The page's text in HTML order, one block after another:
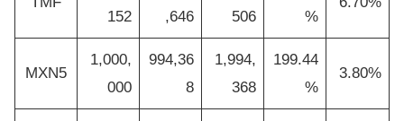
152
,646 506 %
MXN5
1,000,
000
994,36
8
1,994,
368
199.44
%
3.80%